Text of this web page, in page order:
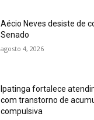
Aécio Neves desiste de
Senado
agosto 4, 2026
Ipatinga fortalece
com transtorno de
compulsiva